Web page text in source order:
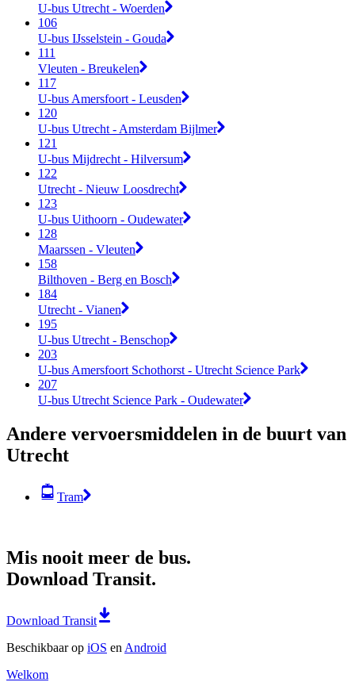
U-bus Utrecht - Woerden
106
U-bus IJsselstein - Gouda
111
Vleuten - Breukelen
117
U-bus Amersfoort - Leusden
120
U-bus Utrecht - Amsterdam Bijlmer
121
U-bus Mijdrecht - Hilversum
122
Utrecht - Nieuw Loosdrecht
123
U-bus Uithoorn - Oudewater
128
Maarssen - Vleuten
158
Bilthoven - Berg en Bosch
184
Utrecht - Vianen
195
U-bus Utrecht - Benschop
203
U-bus Amersfoort Schothorst - Utrecht Science Park
207
U-bus Utrecht Science Park - Oudewater
Andere vervoersmiddelen in de buurt van
Utrecht
Tram
Mis nooit meer de bus.
Download Transit.
Download Transit
Beschikbaar op iOS en Android
Welkom